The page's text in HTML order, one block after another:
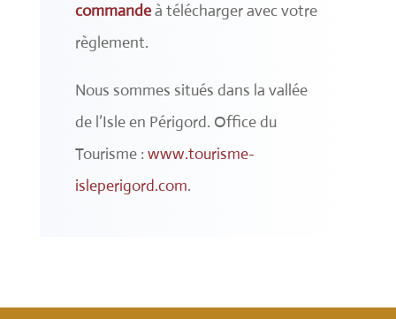
commandeà télécharger avec votre
règlement.
Nous sommes situés dans la vallée
de l’Isle en Périgord. Office du
Tourisme : www.tourisme-
isleperigord.com.